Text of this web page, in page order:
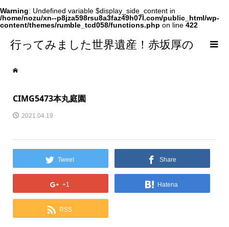
Warning: Undefined variable $display_side_content in
/home/nozu/xn--p8jza598rsu8a3faz49h07l.com/public_html/wp-
content/themes/rumble_tcd058/functions.php on line 422
行ってみました世界遺産！赤坂厚の
world Heritage
CIMG5473本丸庭園
2021.04.19
Tweet Share
+1 Hatena
RSS